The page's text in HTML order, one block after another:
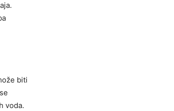
biti
voda.